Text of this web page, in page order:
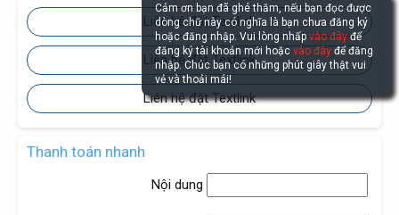
Liên hệ đặt Textlink
Liên hệ đặt Textlink
Liên hệ đặt Textlink
Thanh toán nhanh
Nội dung
Cảm ơn bạn đã ghé thăm, nếu bạn đọc được
dòng chữ này có nghĩa là bạn chưa đăng ký
hoặc đăng nhập. Vui lòng nhấpvào đâyđể
đăng ký tài khoản mới hoặcvào đâyđể đăng
nhập. Chúc bạn có những phút giây thật vui
vẻ và thoải mái!